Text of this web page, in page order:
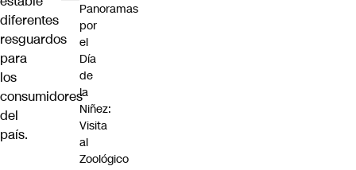
diferentes
resguardos
para
los
consumidores
del
país.
Panoramas
por
el
Día
de
la
Niñez:
Visita
al
Zoológico